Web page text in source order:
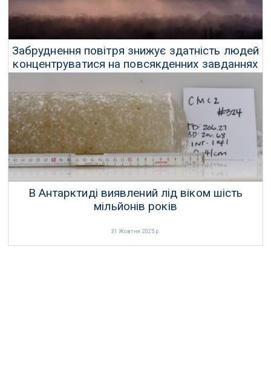
Забруднення повітря знижує здатність людей
концентруватися на повсякденних завданнях
В Антарктиді виявлений лід віком шість
мільйонів років
31 Жовтня 2025 р.